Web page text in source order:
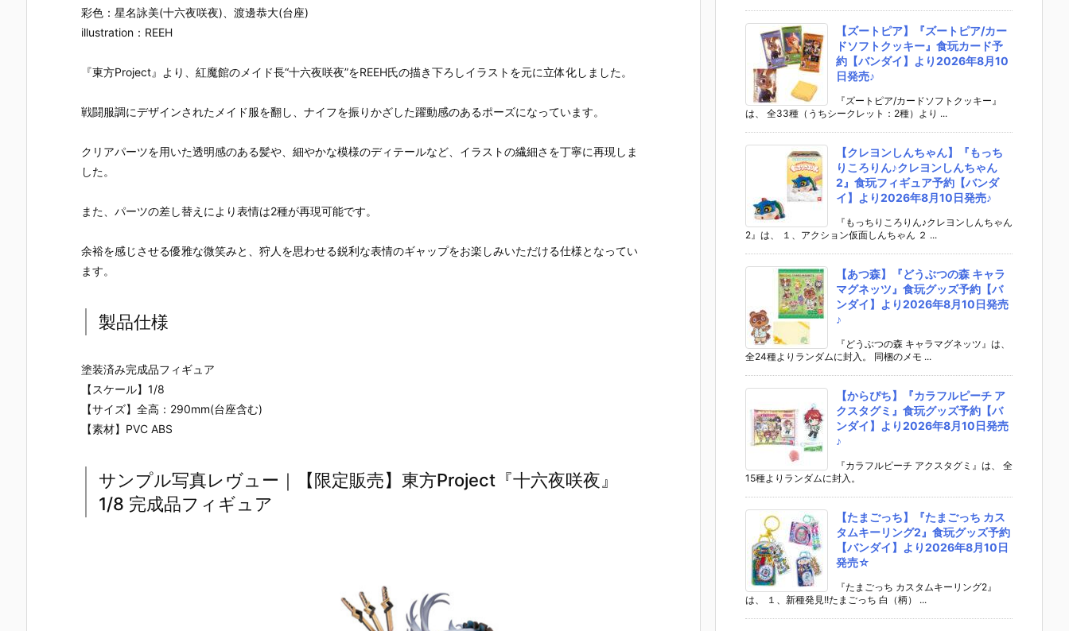
彩色：星名詠美(十六夜咲夜)、渡邊恭大(台座)
illustration：REEH
『東方Project』より、紅魔館のメイド長“十六夜咲夜”をREEH氏の描き下ろしイラストを元に立体化しました。
戦闘服調にデザインされたメイド服を翻し、ナイフを振りかざした躍動感のあるポーズになっています。
クリアパーツを用いた透明感のある髪や、細やかな模様のディテールなど、イラストの繊細さを丁寧に再現しま
した。
また、パーツの差し替えにより表情は2種が再現可能です。
余裕を感じさせる優雅な微笑みと、狩人を思わせる鋭利な表情のギャップをお楽しみいただける仕様となってい
ます。
製品仕様
塗装済み完成品フィギュア
【スケール】1/8
【サイズ】全高：290mm(台座含む)
【素材】PVC ABS
サンプル写真レヴュー｜【限定販売】東方Project『十六夜咲夜』
1/8 完成品フィギュア
【ズートピア】『ズートピア/カー
ドソフトクッキー』食玩カード予
約【バンダイ】より2026年8月10
日発売♪
『ズートピア/カードソフトクッキー』
は、 全33種（うちシークレット：2種）より ...
【クレヨンしんちゃん】『もっち
りころりん♪クレヨンしんちゃん
2』食玩フィギュア予約【バンダ
イ】より2026年8月10日発売♪
『もっちりころりん♪クレヨンしんちゃん
2』は、 １、アクション仮面しんちゃん ２ ...
【あつ森】『どうぶつの森 キャラ
マグネッツ』食玩グッズ予約【バ
ンダイ】より2026年8月10日発売
♪
『どうぶつの森 キャラマグネッツ』は、
全24種よりランダムに封入。 同梱のメモ ...
【からぴち】『カラフルピーチ ア
クスタグミ』食玩グッズ予約【バ
ンダイ】より2026年8月10日発売
♪
『カラフルピーチ アクスタグミ』は、 全
15種よりランダムに封入。
【たまごっち】『たまごっち カス
タムキーリング2』食玩グッズ予約
【バンダイ】より2026年8月10日
発売☆
『たまごっち カスタムキーリング2』
は、 １、新種発見!!たまごっち 白（柄） ...